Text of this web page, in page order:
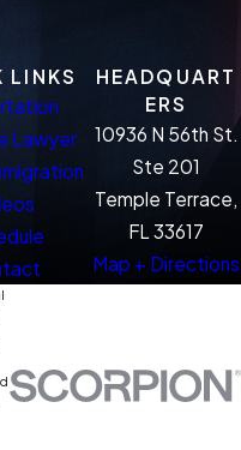
LINKS
Lawyer
HEADQUART
ERS
10936 N 56th St.
Ste 201
Temple Terrace,
FL 33617
Map + Directions